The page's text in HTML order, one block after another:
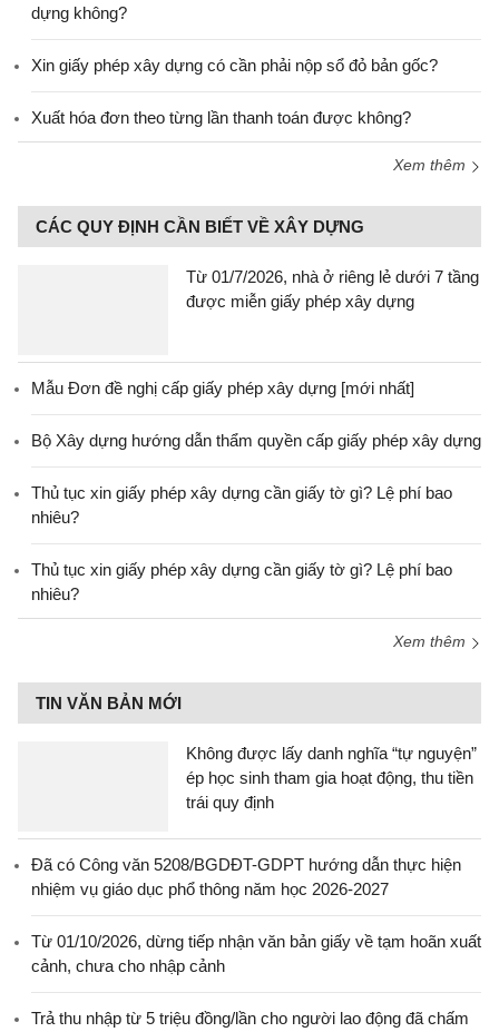
dựng không?
Xin giấy phép xây dựng có cần phải nộp sổ đỏ bản gốc?
Xuất hóa đơn theo từng lần thanh toán được không?
Xem thêm
CÁC QUY ĐỊNH CẦN BIẾT VỀ XÂY DỰNG
Từ 01/7/2026, nhà ở riêng lẻ dưới 7 tầng
được miễn giấy phép xây dựng
Mẫu Đơn đề nghị cấp giấy phép xây dựng [mới nhất]
Bộ Xây dựng hướng dẫn thẩm quyền cấp giấy phép xây dựng
Thủ tục xin giấy phép xây dựng cần giấy tờ gì? Lệ phí bao
nhiêu?
Thủ tục xin giấy phép xây dựng cần giấy tờ gì? Lệ phí bao
nhiêu?
Xem thêm
TIN VĂN BẢN MỚI
Không được lấy danh nghĩa “tự nguyện”
ép học sinh tham gia hoạt động, thu tiền
trái quy định
Đã có Công văn 5208/BGDĐT-GDPT hướng dẫn thực hiện
nhiệm vụ giáo dục phổ thông năm học 2026-2027
Từ 01/10/2026, dừng tiếp nhận văn bản giấy về tạm hoãn xuất
cảnh, chưa cho nhập cảnh
Trả thu nhập từ 5 triệu đồng/lần cho người lao động đã chấm